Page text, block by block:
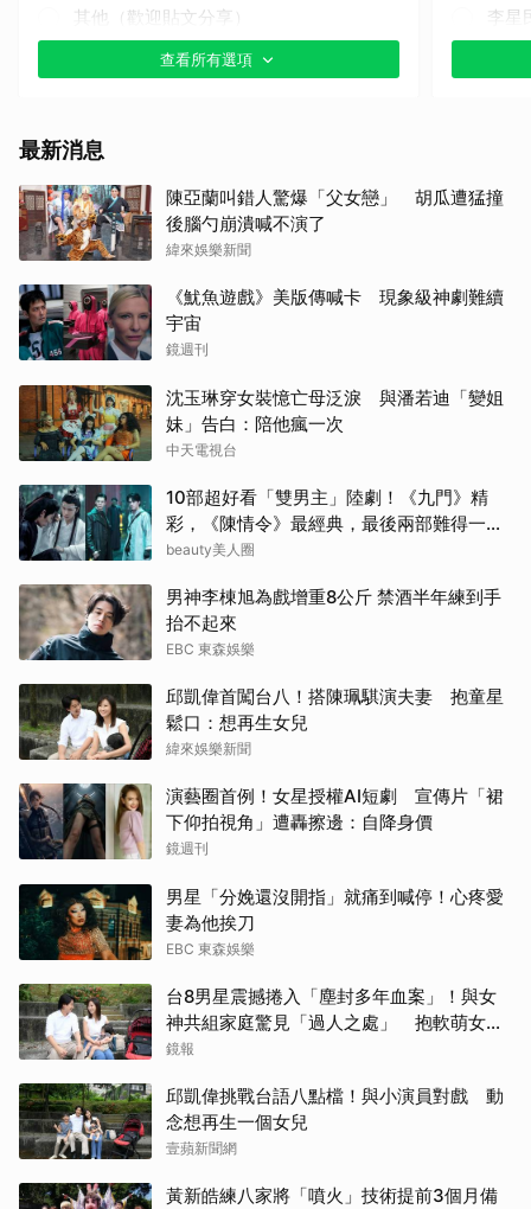
其他（歡迎貼文分享）
查看所有選項
李星
徐仁
山下
王楚
傑瑞
千黛
最新消息
陳亞蘭叫錯人驚爆「父女戀」 胡瓜遭猛撞
後腦勺崩潰喊不演了
緯來娛樂新聞
《魷魚遊戲》美版傳喊卡 現象級神劇難續
宇宙
鏡週刊
沈玉琳穿女裝憶亡母泛淚 與潘若迪「變姐
妹」告白：陪他瘋一次
中天電視台
10部超好看「雙男主」陸劇！《九門》精
彩，《陳情令》最經典，最後兩部難得一面
倒好評
beauty美人圈
男神李棟旭為戲增重8公斤 禁酒半年練到手
抬不起來
EBC 東森娛樂
邱凱偉首闖台八！搭陳珮騏演夫妻 抱童星
鬆口：想再生女兒
緯來娛樂新聞
演藝圈首例！女星授權AI短劇 宣傳片「裙
下仰拍視角」遭轟擦邊：自降身價
鏡週刊
男星「分娩還沒開指」就痛到喊停！心疼愛
妻為他挨刀
EBC 東森娛樂
台8男星震撼捲入「塵封多年血案」！與女
神共組家庭驚見「過人之處」 抱軟萌女娃
動念再拚一胎
鏡報
邱凱偉挑戰台語八點檔！與小演員對戲 動
念想再生一個女兒
壹蘋新聞網
黃新皓練八家將「噴火」技術提前3個月備